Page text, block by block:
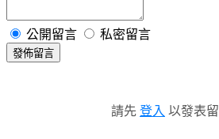
公開留言 私密留言
發佈留言
請先 登入 以發表留